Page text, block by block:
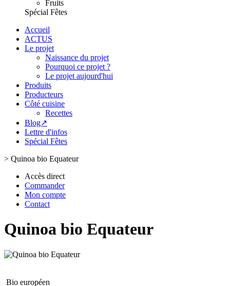
Fruits
Spécial Fêtes
Accueil
ACTUS
Le projet
Naissance du projet
Pourquoi ce projet ?
Le projet aujourd'hui
Produits
Producteurs
Côté cuisine
Recettes
Blog↗
Lettre d'infos
Spécial Fêtes
> Quinoa bio Equateur
Accès direct
Commander
Mon compte
Contact
Quinoa bio Equateur
Bio européen